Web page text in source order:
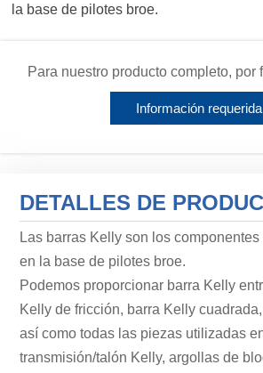
la base de pilotes broe.
Para nuestro producto completo, por
Información requerida
DETALLES DE
Las barras Kelly son los
en la base de pilotes broe.
Podemos proporcionar barra Kelly
Kelly de fricción, barra Kelly
así como todas las piezas utilizadas
transmisión/talón Kelly, argollas de